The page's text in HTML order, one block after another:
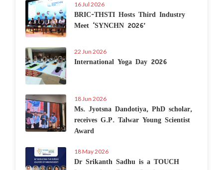
16 Jul 2026
BRIC-THSTI Hosts Third Industry
Meet ‘SYNCHN 2026’
22 Jun 2026
International Yoga Day 2026
18 Jun 2026
Ms. Jyotsna Dandotiya, PhD scholar,
receives G.P. Talwar Young Scientist
Award
18 May 2026
Dr Srikanth Sadhu is a TOUCH